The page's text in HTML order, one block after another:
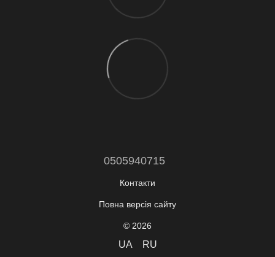
0505940715
Контакти
Повна версія сайту
© 2026
UA RU